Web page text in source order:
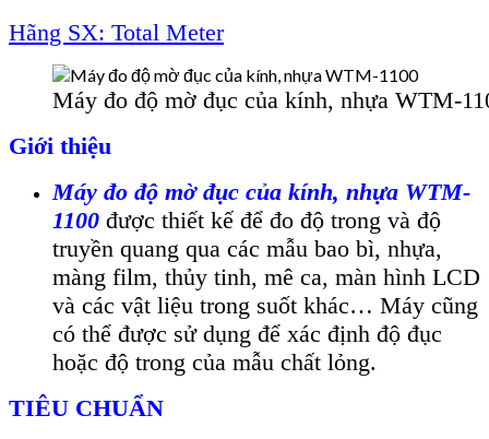
Hãng SX: Total Meter
Máy đo độ mờ đục của kính, nhựa WTM-
Giới thiệu
Máy đo độ mờ đục của kính, nhựa WTM-
1100 được thiết kế để đo độ trong và độ
truyền quang qua các mẫu bao bì, nhựa,
màng film, thủy tinh, mê ca, màn hình LCD
và các vật liệu trong suốt khác… Máy cũng
có thể được sử dụng để xác định độ đục
hoặc độ trong của mẫu chất lỏng.
TIÊU CHUẨN